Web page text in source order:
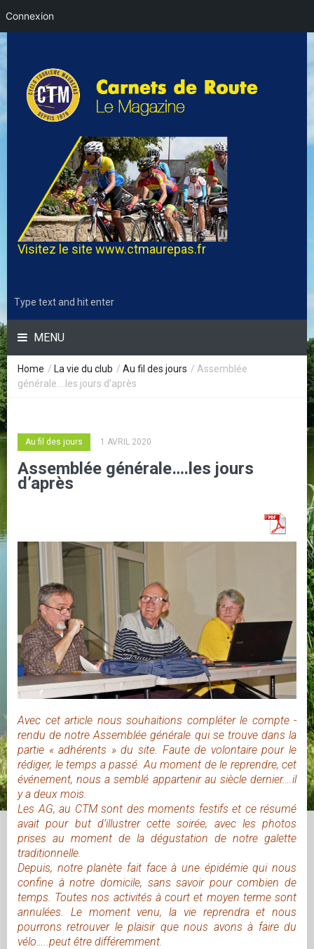
Visitez le site www.ctmaurepas.fr
MENU
Home / La vie du club / Au fil des jours / Assemblée
générale….les jours d’après
Au fil des jours 1 AVRIL 2020
Assemblée générale….les jours
d’après
Avec cet article nous souhaitions compléter le compte -
rendu de notre Assemblée générale qui se trouve dans la
partie « adhérents » du site. Faute de volontaire pour le
rédiger, le temps a passé. Au moment de le reprendre, cet
événement, nous a semblé appartenir au siècle dernier….il
y a deux mois.
Les AG, au CTM sont des moments festifs et ce résumé
avait pour but d’illustrer cette soirée, avec les photos
prises au moment de la dégustation de notre galette
traditionnelle.
Depuis, notre planète fait face à une épidémie qui nous
confine à notre domicile, sans savoir pour combien de
temps. Toutes nos activités à court et moyen terme sont
annulées. Le moment venu, la vie reprendra et nous
pourrons retrouver le plaisir que nous avons à faire du
vélo…..peut être différemment.
Connexion